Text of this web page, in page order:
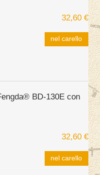
32,60 €
nel carello
BD-130E con
32,60 €
nel carello